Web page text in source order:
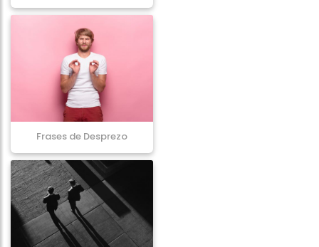
Frases de Desprezo